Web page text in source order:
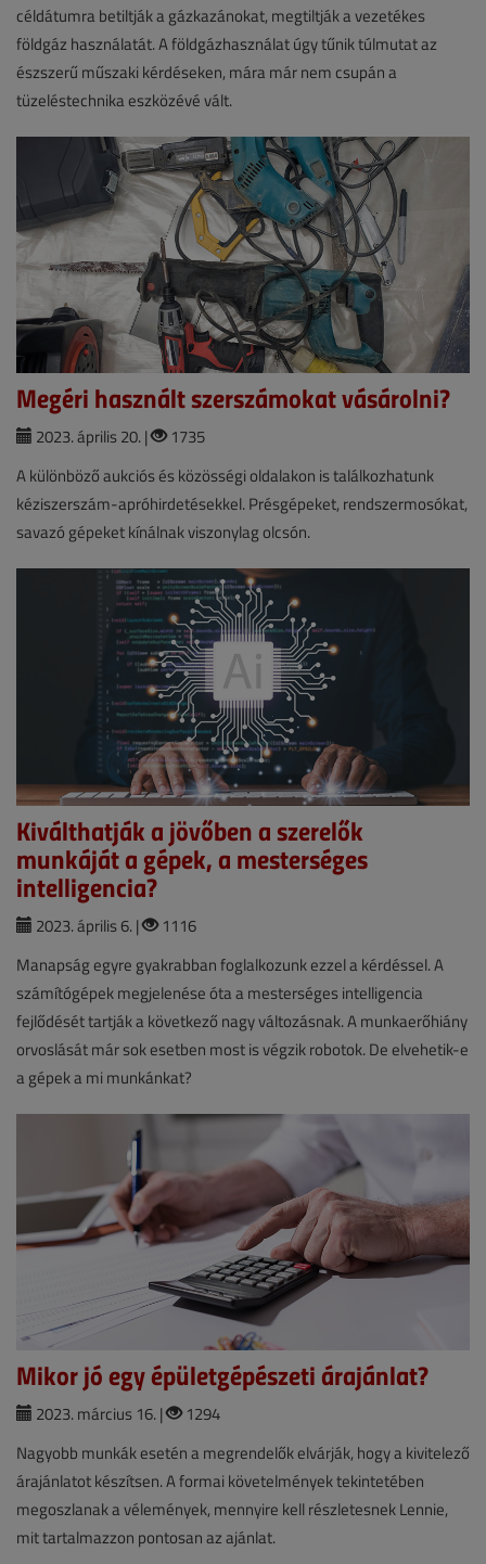
céldátumra betiltják a gázkazánokat, megtiltják a vezetékes
földgáz használatát. A földgázhasználat úgy tűnik túlmutat az
észszerű műszaki kérdéseken, mára már nem csupán a
tüzeléstechnika eszközévé vált.
Megéri használt szerszámokat vásárolni?
2023. április 20. |
1735
A különböző aukciós és közösségi oldalakon is találkozhatunk
kéziszerszám-apróhirdetésekkel. Présgépeket, rendszermosókat,
savazó gépeket kínálnak viszonylag olcsón.
Kiválthatják a jövőben a szerelők
munkáját a gépek, a mesterséges
intelligencia?
2023. április 6. |
1116
Manapság egyre gyakrabban foglalkozunk ezzel a kérdéssel. A
számítógépek megjelenése óta a mesterséges intelligencia
fejlődését tartják a következő nagy változásnak. A munkaerőhiány
orvoslását már sok esetben most is végzik robotok. De elvehetik-e
a gépek a mi munkánkat?
Mikor jó egy épületgépészeti árajánlat?
2023. március 16. |
1294
Nagyobb munkák esetén a megrendelők elvárják, hogy a kivitelező
árajánlatot készítsen. A formai követelmények tekintetében
megoszlanak a vélemények, mennyire kell részletesnek Lennie,
mit tartalmazzon pontosan az ajánlat.